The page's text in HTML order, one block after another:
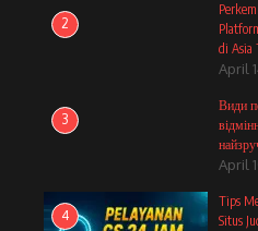
2
di Asia
April
3
Види
April
4
Tips
Situs